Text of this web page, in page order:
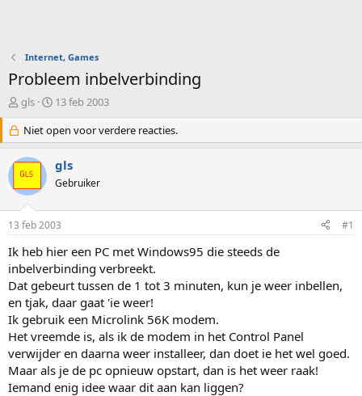
Internet, Games
Probleem inbelverbinding
O
d
e
r
w
e
p
s
t
a
r
t
e
r
gls
S
a
r
d
a
m
13 feb 2003
Niet open voor verdere reacties.
gls
Gebruiker
13 feb 2003 #1
Ik heb hier een PC met Windows95 die steeds de
inbelverbinding verbreekt.
Dat gebeurt tussen de 1 tot 3 minuten, kun je weer inbellen,
en tjak, daar gaat 'ie weer!
Ik gebruik een Microlink 56K modem.
Het vreemde is, als ik de modem in het Control Panel
verwijder en daarna weer installeer, dan doet ie het wel goed.
Maar als je de pc opnieuw opstart, dan is het weer raak!
Iemand enig idee waar dit aan kan liggen?